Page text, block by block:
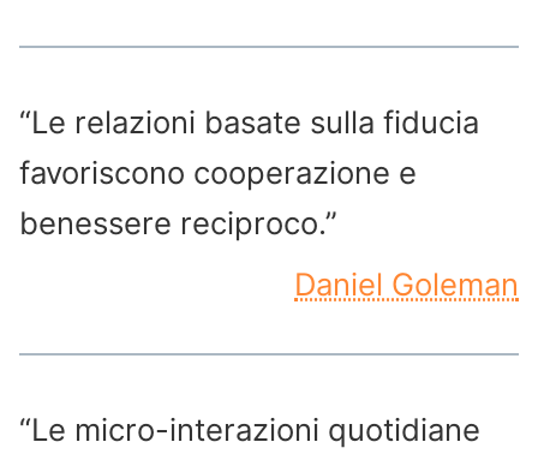
“Le relazioni basate sulla fiducia
favoriscono cooperazione e
benessere reciproco.”
Daniel Goleman
“Le micro-interazioni quotidiane